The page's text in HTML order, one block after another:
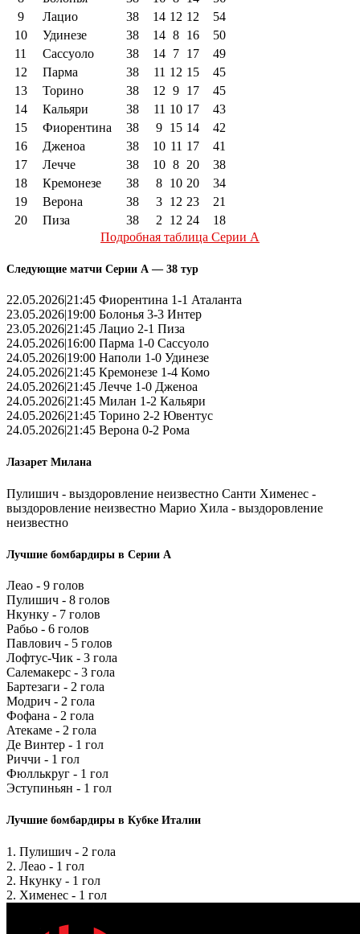
9
Лацио 38 14 12 12
54
10
Удинезе 38 14 8 16
50
11
Сассуоло 38 14 7 17
49
12
Парма 38 11 12 15
45
13
Торино 38 12 9 17
45
14
Кальяри 38 11 10 17
43
15
Фиорентина 38 9 15 14
42
16
Дженоа 38 10 11 17
41
17
Лечче 38 10 8 20
38
18
Кремонезе 38 8 10 20
34
19
Верона 38 3 12 23
21
20
Пиза 38 2 12 24
18
Подробная таблица Серии А
Следующие матчи Серии А — 38 тур
22.05.2026|21:45 Фиорентина 1-1 Аталанта
23.05.2026|19:00 Болонья 3-3 Интер
23.05.2026|21:45 Лацио 2-1 Пиза
24.05.2026|16:00 Парма 1-0 Сассуоло
24.05.2026|19:00 Наполи 1-0 Удинезе
24.05.2026|21:45 Кремонезе 1-4 Комо
24.05.2026|21:45 Лечче 1-0 Дженоа
24.05.2026|21:45 Милан 1-2 Кальяри
24.05.2026|21:45 Торино 2-2 Ювентус
24.05.2026|21:45 Верона 0-2 Рома
Лазарет Милана
Пулишич - выздоровление неизвестно Санти Хименес -
выздоровление неизвестно Марио Хила - выздоровление
неизвестно
Лучшие бомбардиры в Серии А
Леао - 9 голов
Пулишич - 8 голов
Нкунку - 7 голов
Рабьо - 6 голов
Павлович - 5 голов
Лофтус-Чик - 3 гола
Салемакерс - 3 гола
Бартезаги - 2 гола
Модрич - 2 гола
Фофана - 2 гола
Атекаме - 2 гола
Де Винтер - 1 гол
Риччи - 1 гол
Фюллькруг - 1 гол
Эступиньян - 1 гол
Лучшие бомбардиры в Кубке Италии
1. Пулишич - 2 гола
2. Леао - 1 гол
2. Нкунку - 1 гол
2. Хименес - 1 гол